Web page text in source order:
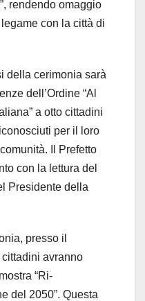
rendendo omaggio
con la città di
della cerimonia sarà
dell’Ordine “Al
a otto cittadini
per il loro
Il Prefetto
con la lettura del
Presidente della
presso il
avranno
“Ri-
del 2050”. Questa